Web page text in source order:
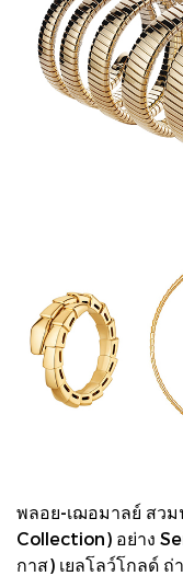
พลอย-เฌอมาลย์ สวม
Collection) อย่าง
กาส) เยลโลว์โกลด์